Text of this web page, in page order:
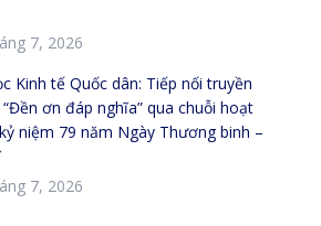
7, 2026
Kinh tế Quốc dân: Tiếp nối truyền
ơn đáp nghĩa” qua chuỗi hoạt
niệm 79 năm Ngày Thương binh –
7, 2026